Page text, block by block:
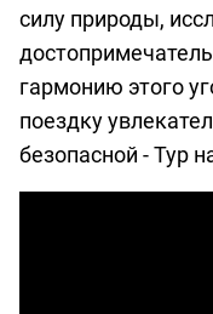
силу природы,
гармонию этого
поездку
безопасной -Тур